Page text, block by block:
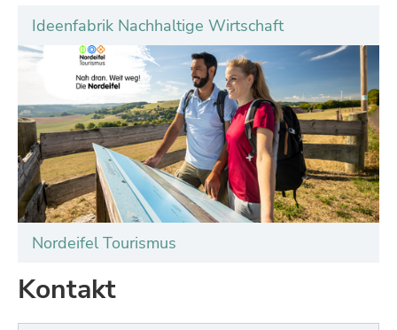
Ideenfabrik Nachhaltige Wirtschaft
Nordeifel Tourismus
Kontakt